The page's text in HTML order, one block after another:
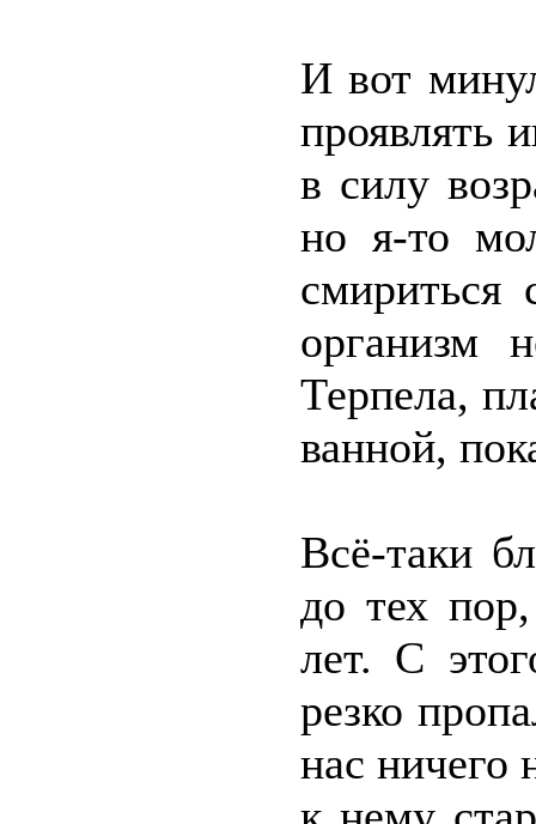
И вот
проявлять
в силу
но я-то
смириться
организм
Терпела,
ванной,
Всё-таки
до тех
лет. С
резко
нас